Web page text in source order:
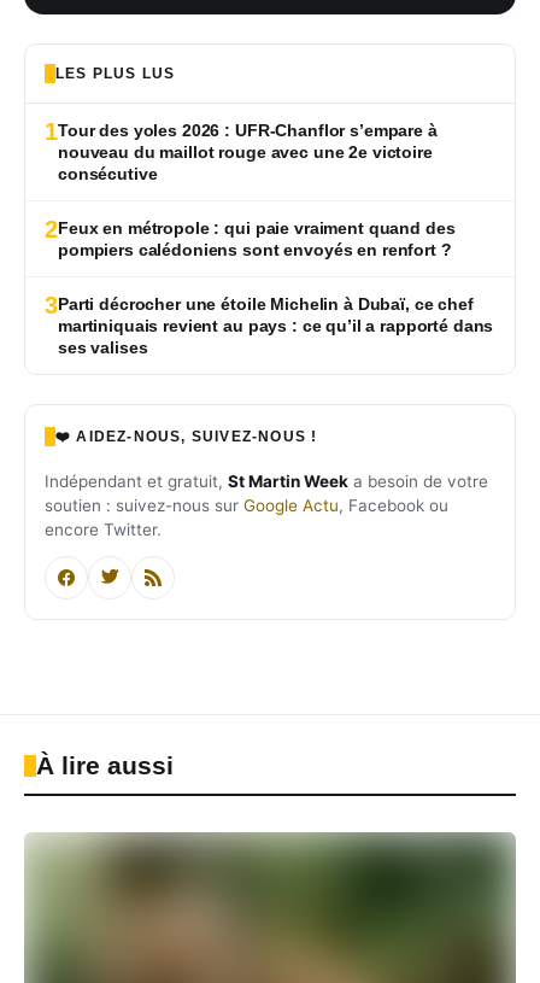
LES PLUS LUS
1Tour des yoles 2026 : UFR-Chanflor s’empare à
nouveau du maillot rouge avec une 2e victoire
consécutive
2Feux en métropole : qui paie vraiment quand des
pompiers calédoniens sont envoyés en renfort ?
3Parti décrocher une étoile Michelin à Dubaï, ce chef
martiniquais revient au pays : ce qu’il a rapporté dans
ses valises
❤️ AIDEZ-NOUS, SUIVEZ-NOUS !
Indépendant et gratuit, St Martin Week a besoin de votre
soutien : suivez-nous sur Google Actu, Facebook ou
encore Twitter.
À lire aussi